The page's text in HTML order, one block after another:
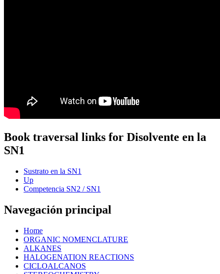
Book traversal links for Disolvente en la
SN1
Sustrato en la SN1
Up
Competencia SN2 / SN1
Navegación principal
Home
ORGANIC NOMENCLATURE
ALKANES
HALOGENATION REACTIONS
CICLOALCANOS